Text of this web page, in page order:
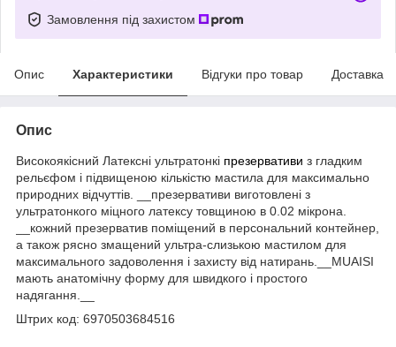
Замовлення під захистом
Опис Характеристики Відгуки про товар Доставка
Опис
Високоякісний Латексні ультратонкі презервативи з гладким
рельєфом і підвищеною кількістю мастила для максимально
природних відчуттів. __презервативи виготовлені з
ультратонкого міцного латексу товщиною в 0.02 мікрона.
__кожний презерватив поміщений в персональний контейнер,
а також рясно змащений ультра-слизькою мастилом для
максимального задоволення і захисту від натирань.__MUAISI
мають анатомічну форму для швидкого і простого
надягання.__
Штрих код: 6970503684516